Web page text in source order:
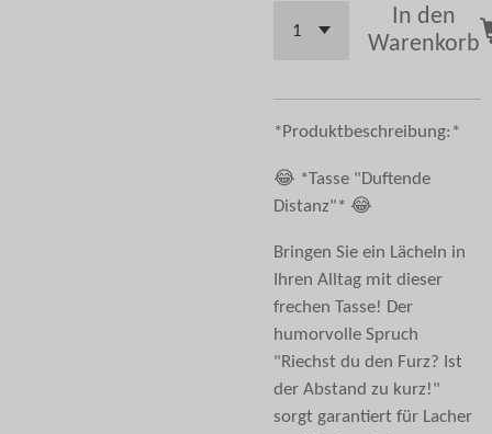
In den
Warenkorb
*Produktbeschreibung:*
😂 *Tasse "Duftende
Distanz"* 😂
Bringen Sie ein Lächeln in
Ihren Alltag mit dieser
frechen Tasse! Der
humorvolle Spruch
"Riechst du den Furz? Ist
der Abstand zu kurz!"
sorgt garantiert für Lacher